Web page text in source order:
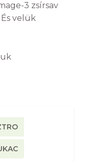
3 zsírsav
velük